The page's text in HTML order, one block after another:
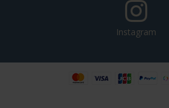
Instagram